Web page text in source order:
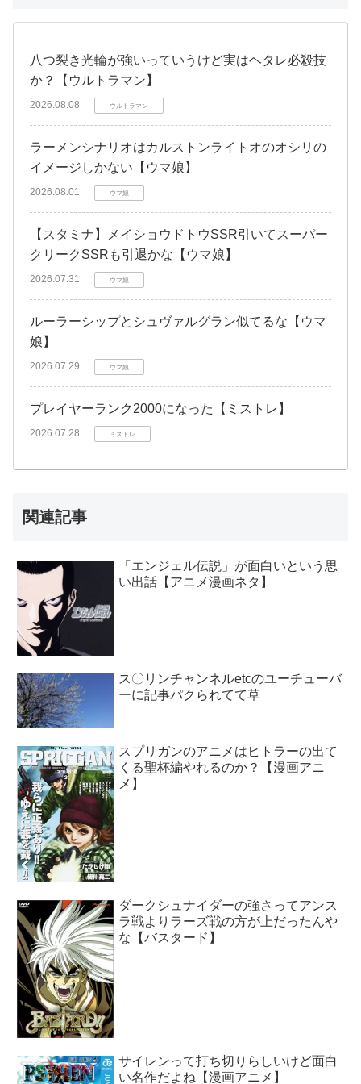
八つ裂き光輪が強いっていうけど実はヘタレ必殺技
か？【ウルトラマン】
2026.08.08 ウルトラマン
ラーメンシナリオはカルストンライトオのオシリの
イメージしかない【ウマ娘】
2026.08.01 ウマ娘
【スタミナ】メイショウドトウSSR引いてスーパー
クリークSSRも引退かな【ウマ娘】
2026.07.31 ウマ娘
ルーラーシップとシュヴァルグラン似てるな【ウマ
娘】
2026.07.29 ウマ娘
プレイヤーランク2000になった【ミストレ】
2026.07.28 ミストレ
関連記事
「エンジェル伝説」が面白いという思
い出話【アニメ漫画ネタ】
ス〇リンチャンネルetcのユーチューバ
ーに記事パクられてて草
スプリガンのアニメはヒトラーの出て
くる聖杯編やれるのか？【漫画アニ
メ】
ダークシュナイダーの強さってアンス
ラ戦よりラーズ戦の方が上だったんや
な【バスタード】
サイレンって打ち切りらしいけど面白
い名作だよね【漫画アニメ】